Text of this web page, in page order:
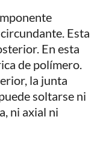
Esta
En esta
de polímero.
la junta
soltarse ni
ni axial ni